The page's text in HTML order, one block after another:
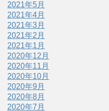
2021年5月
2021年4月
2021年3月
2021年2月
2021年1月
2020年12月
2020年11月
2020年10月
2020年9月
2020年8月
2020年7月